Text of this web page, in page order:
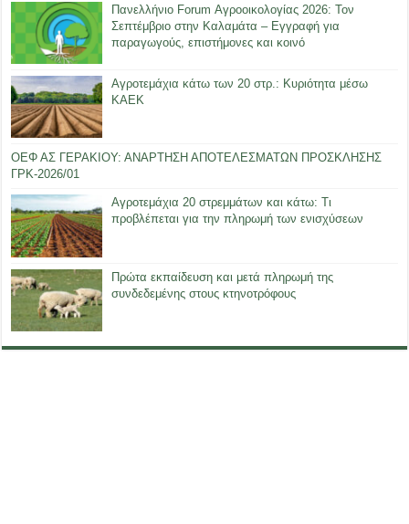
Πανελλήνιο Forum Αγροοικολογίας 2026: Τον
Σεπτέμβριο στην Καλαμάτα – Εγγραφή για
παραγωγούς, επιστήμονες και κοινό
Αγροτεμάχια κάτω των 20 στρ.: Κυριότητα μέσω
ΚΑΕΚ
ΟΕΦ ΑΣ ΓΕΡΑΚΙΟΥ: ΑΝΑΡΤΗΣΗ ΑΠΟΤΕΛΕΣΜΑΤΩΝ ΠΡΟΣΚΛΗΣΗΣ
ΓΡΚ-2026/01
Αγροτεμάχια 20 στρεμμάτων και κάτω: Τι
προβλέπεται για την πληρωμή των ενισχύσεων
Πρώτα εκπαίδευση και μετά πληρωμή της
συνδεδεμένης στους κτηνοτρόφους